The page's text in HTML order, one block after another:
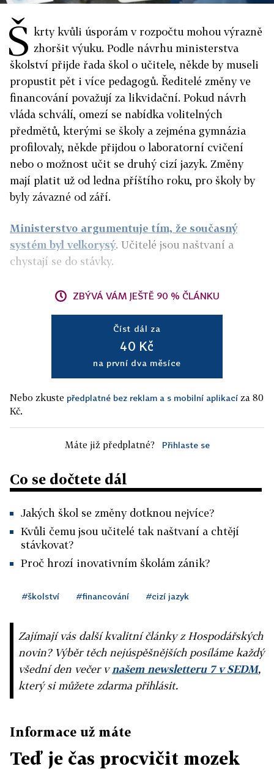
Š krty kvůli úsporám v rozpočtu mohou výrazně
zhoršit výuku. Podle návrhu ministerstva
školství přijde řada škol o učitele, někde by museli
propustit pět i více pedagogů. Ředitelé změny ve
financování považují za likvidační. Pokud návrh
vláda schválí, omezí se nabídka volitelných
předmětů, kterými se školy a zejména gymnázia
profilovaly, někde přijdou o laboratorní cvičení
nebo o možnost učit se druhý cizí jazyk. Změny
mají platit už od ledna příštího roku, pro školy by
byly závazné od září.
Ministerstvo argumentuje tím, že současný
systém byl velkorysý. Učitelé jsou naštvaní a
chystají se do stávky.
ZBÝVÁ VÁM JEŠTĚ 90 % ČLÁNKU
Číst dál za
40 Kč
na první dva měsíce
Nebo zkuste předplatné bez reklam a s mobilní aplikací za 80
Kč.
Máte již předplatné? Přihlaste se
Co se dočtete dál
Jakých škol se změny dotknou nejvíce?
Kvůli čemu jsou učitelé tak naštvaní a chtějí
stávkovat?
Proč hrozí inovativním školám zánik?
#školství #financování #cizí jazyk
Zajímají vás další kvalitní články z Hospodářských
novin? Výběr těch nejúspěšnějších posíláme každý
všední den večer vnašem newsletteru 7 v SEDM,
který si můžete zdarma přihlásit.
Informace už máte
Teď je čas procvičit mozek